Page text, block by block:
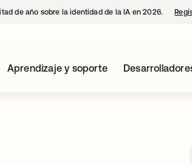
de año sobre la identidad de la IA en 2026.
Aprendizaje y soporte